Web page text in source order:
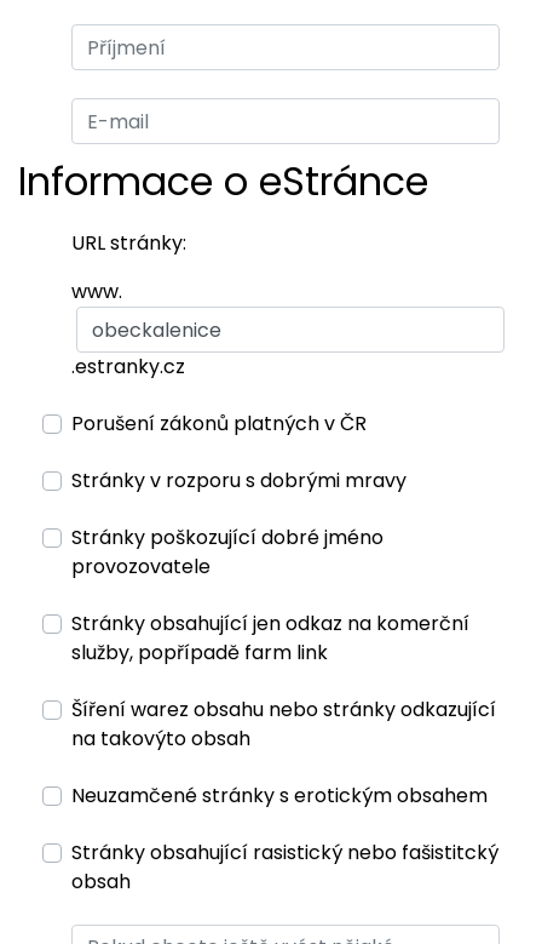
Informace o eStránce
URL stránky:
www.
.estranky.cz
Porušení zákonů platných v ČR
Stránky v rozporu s dobrými mravy
Stránky poškozující dobré jméno
provozovatele
Stránky obsahující jen odkaz na komerční
služby, popřípadě farm link
Šíření warez obsahu nebo stránky odkazující
na takovýto obsah
Neuzamčené stránky s erotickým obsahem
Stránky obsahující rasistický nebo fašistitcký
obsah